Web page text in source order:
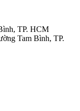
TP. HCM
Tam Bình, TP.